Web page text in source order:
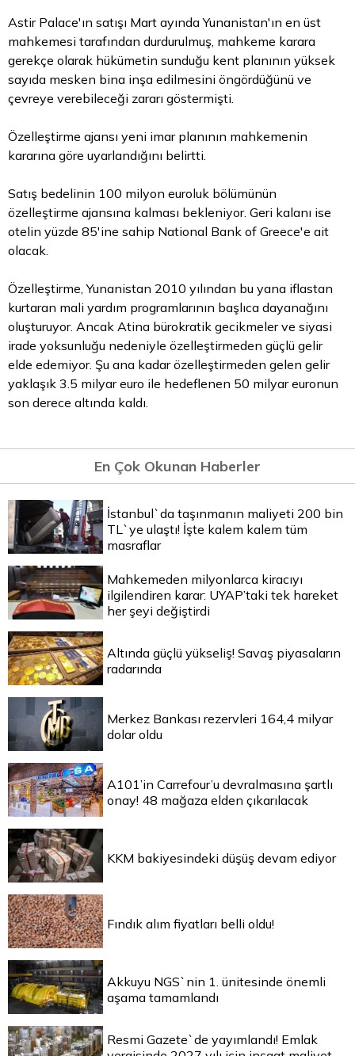
Astir Palace'ın satışı Mart ayında Yunanistan'ın en üst
mahkemesi tarafından durdurulmuş, mahkeme karara
gerekçe olarak hükümetin sunduğu kent planının yüksek
sayıda mesken bina inşa edilmesini öngördüğünü ve
çevreye verebileceği zararı göstermişti.
Özelleştirme ajansı yeni imar planının mahkemenin
kararına göre uyarlandığını belirtti.
Satış bedelinin 100 milyon euroluk bölümünün
özelleştirme ajansına kalması bekleniyor. Geri kalanı ise
otelin yüzde 85'ine sahip National Bank of Greece'e ait
olacak.
Özelleştirme, Yunanistan 2010 yılından bu yana iflastan
kurtaran mali yardım programlarının başlıca dayanağını
oluşturuyor. Ancak Atina bürokratik gecikmeler ve siyasi
irade yoksunluğu nedeniyle özelleştirmeden güçlü gelir
elde edemiyor. Şu ana kadar özelleştirmeden gelen gelir
yaklaşık 3.5 milyareuro ile hedeflenen 50 milyar euronun
son derece altında kaldı.
En Çok Okunan Haberler
İstanbul`da taşınmanın maliyeti 200 bin
TL`ye ulaştı! İşte kalem kalem tüm
masraflar
Mahkemeden milyonlarca kiracıyı
ilgilendiren karar: UYAP’taki tek hareket
her şeyi değiştirdi
Altında güçlü yükseliş! Savaş piyasaların
radarında
Merkez Bankası rezervleri 164,4 milyar
dolar oldu
A101’in Carrefour’u devralmasına şartlı
onay! 48 mağaza elden çıkarılacak
KKM bakiyesindeki düşüş devam ediyor
Fındık alım fiyatları belli oldu!
Akkuyu NGS`nin 1. ünitesinde önemli
aşama tamamlandı
Resmi Gazete`de yayımlandı! Emlak